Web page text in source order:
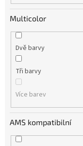
Multicolor
Dvě barvy
Tři barvy
Více barev
AMS kompatibilní